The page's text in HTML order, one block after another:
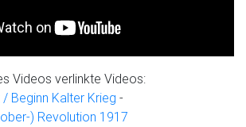
Videos verlinkte Videos:
Beginn Kalter Krieg -
) Revolution 1917